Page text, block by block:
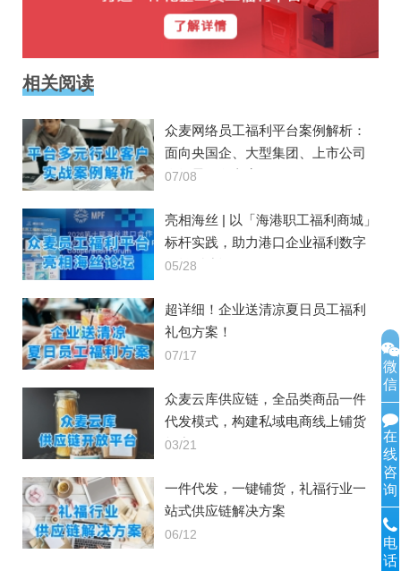
相关阅读
众麦网络员工福利平台案例解析：
面向央国企、大型集团、上市公司
全场景服务方案
07/08
亮相海丝 | 以「海港职工福利商城」
标杆实践，助力港口企业福利数字
化转型建设
05/28
超详细！企业送清凉夏日员工福利
礼包方案！
07/17
众麦云库供应链，全品类商品一件
代发模式，构建私域电商线上铺货
能力
03/21
一件代发，一键铺货，礼福行业一
站式供应链解决方案
06/12
微
信
在
线
咨
询
电
话